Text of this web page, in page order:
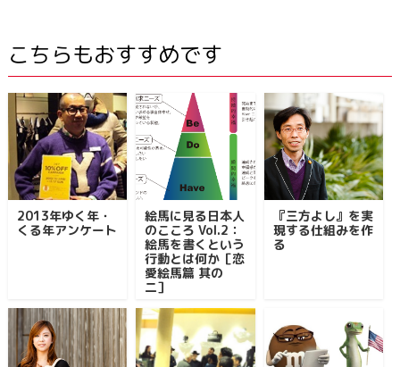
こちらもおすすめです
2013年ゆく年・
くる年アンケート
絵馬に見る日本人
のこころ Vol.2：
絵馬を書くという
行動とは何か［恋
愛絵馬篇 其の
二］
『三方よし』を実
現する仕組みを作
る